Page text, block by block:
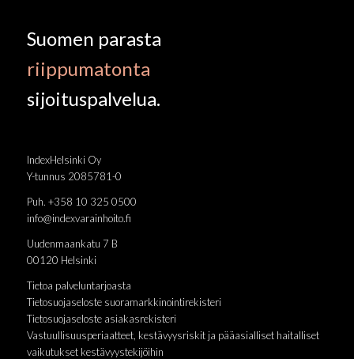
Suomen parasta
riippumatonta
sijoituspalvelua.
IndexHelsinki Oy
Y-tunnus 2085781-0
Puh. +358 10 325 0500
info@indexvarainhoito.fi
Uudenmaankatu 7 B
00120 Helsinki
Tietoa palveluntarjoasta
Tietosuojaseloste suoramarkkinointirekisteri
Tietosuojaseloste asiakasrekisteri
Vastuullisuusperiaatteet, kestävyysriskit ja pääasialliset haitalliset
vaikutukset kestävyystekijöihin